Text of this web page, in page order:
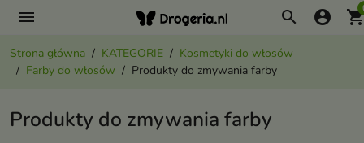
menu search account_circle
Strona główna KATEGORIE
Kosmetyki do włosów
Farby do włosów
Produkty do zmywania farby
Produkty do zmywania farby